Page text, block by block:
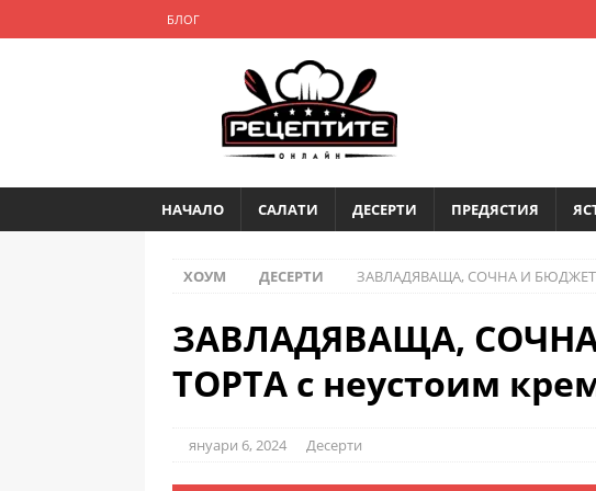
БЛОГ
НАЧАЛО САЛАТИ ДЕСЕРТИ ПРЕДЯСТИЯ
ХОУМ ДЕСЕРТИ ЗАВЛАДЯВАЩА, СОЧНА И
ЗАВЛАДЯВАЩА,
ТОРТА с неустоим
януари 6, 2024 Десерти